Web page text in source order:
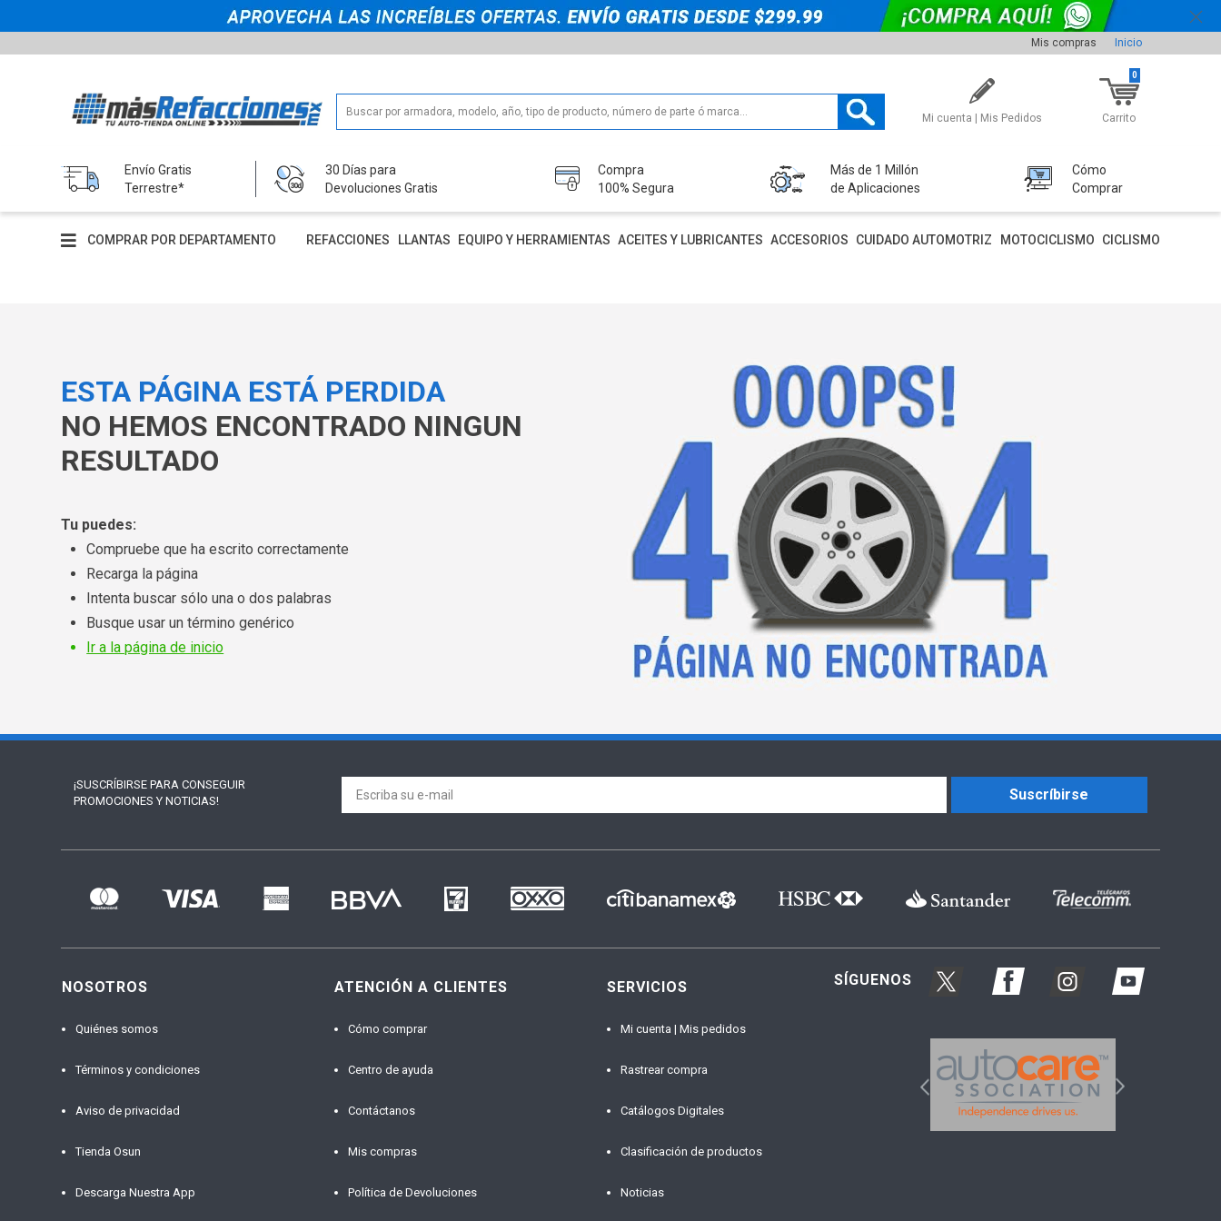
Mis compras Inicio
Mi cuenta | Mis Pedidos Carrito
0
Envío Gratis
Terrestre*
30 Días para
Devoluciones Gratis
Compra
100% Segura
Más de 1 Millón
de Aplicaciones
Cómo
Comprar
COMPRAR POR DEPARTAMENTO REFACCIONES LLANTAS EQUIPO Y HERRAMIENTAS ACEITES Y LUBRICANTES ACCESORIOS CUIDADO AUTOMOTRIZ MOTOCICLISMO CICLISMO
ESTA PÁGINA ESTÁ PERDIDA
NO HEMOS ENCONTRADO NINGUN
RESULTADO
Tu puedes:
Compruebe que ha escrito correctamente
Recarga la página
Intenta buscar sólo una o dos palabras
Busque usar un término genérico
Ir a la página de inicio
¡SUSCRÍBIRSE PARA CONSEGUIR
PROMOCIONES Y NOTICIAS!
Suscríbirse
NOSOTROS
Quiénes somos
Términos y condiciones
Aviso de privacidad
Tienda Osun
Descarga Nuestra App
ATENCIÓN A CLIENTES
Cómo comprar
Centro de ayuda
Contáctanos
Mis compras
Política de Devoluciones
SERVICIOS
Mi cuenta | Mis pedidos
Rastrear compra
Catálogos Digitales
Clasificación de productos
Noticias
SÍGUENOS